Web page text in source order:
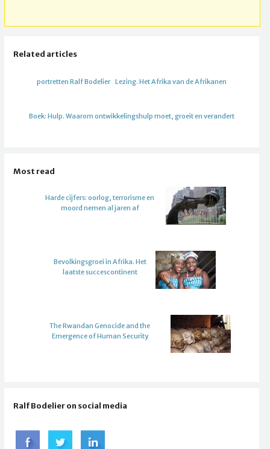
Related articles
portretten Ralf Bodelier Lezing. Het Afrika van de Afrikanen
Boek: Hulp. Waarom ontwikkelingshulp moet, groeit en verandert
Most read
Harde cijfers: oorlog, terrorisme en
moord nemen al jaren af
Bevolkingsgroei in Afrika. Het
laatste succescontinent
The Rwandan Genocide and the
Emergence of Human Security
Ralf Bodelier on social media